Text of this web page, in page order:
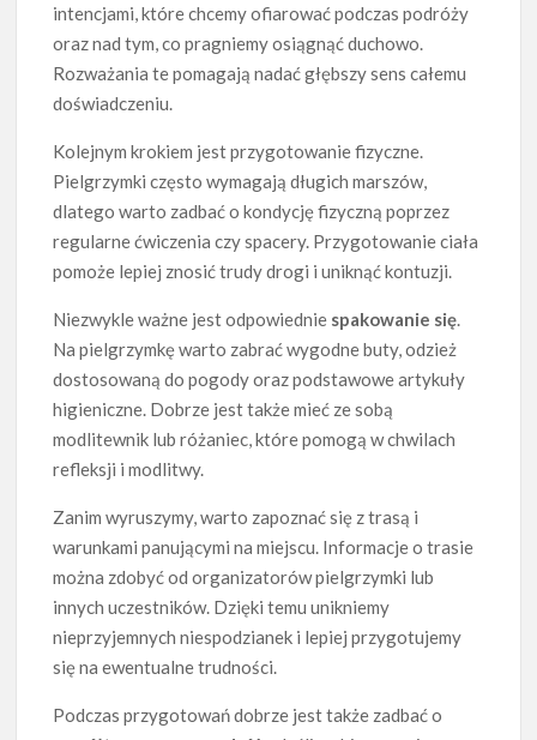
intencjami, które chcemy ofiarować podczas podróży
oraz nad tym, co pragniemy osiągnąć duchowo.
Rozważania te pomagają nadać głębszy sens całemu
doświadczeniu.
Kolejnym krokiem jest przygotowanie fizyczne.
Pielgrzymki często wymagają długich marszów,
dlatego warto zadbać o kondycję fizyczną poprzez
regularne ćwiczenia czy spacery. Przygotowanie ciała
pomoże lepiej znosić trudy drogi i uniknąć kontuzji.
Niezwykle ważne jest odpowiednie spakowanie się
Na pielgrzymkę warto zabrać wygodne buty, odzież
dostosowaną do pogody oraz podstawowe artykuły
higieniczne. Dobrze jest także mieć ze sobą
modlitewnik lub różaniec, które pomogą w chwilach
refleksji i modlitwy.
Zanim wyruszymy, warto zapoznać się z trasą i
warunkami panującymi na miejscu. Informacje o trasie
można zdobyć od organizatorów pielgrzymki lub
innych uczestników. Dzięki temu unikniemy
nieprzyjemnych niespodzianek i lepiej przygotujemy
się na ewentualne trudności.
Podczas przygotowań dobrze jest także zadbać o